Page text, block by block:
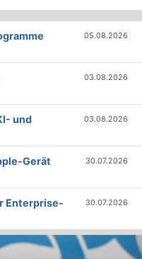
05.08.2026
03.08.2026
und
03.08.2026
Gerät
30.07.2026
Enterprise-
30.07.2026